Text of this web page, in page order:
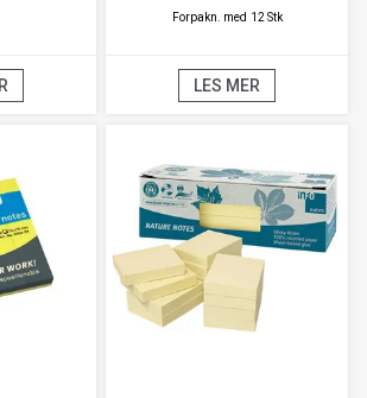
Forpakn. med 12 Stk
LES MER